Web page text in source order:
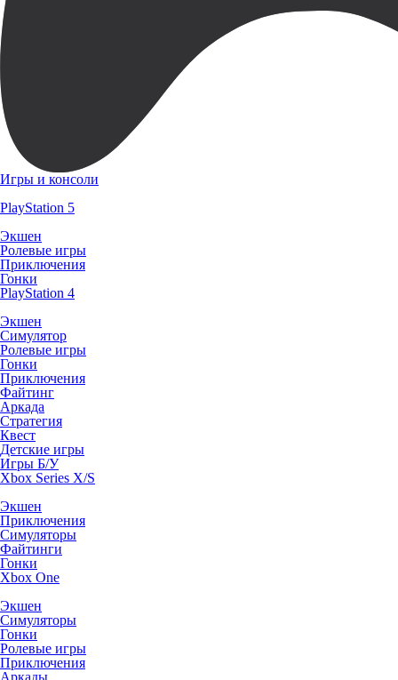
Игры и консоли
PlayStation 5
Экшен
Ролевые игры
Приключения
Гонки
PlayStation 4
Экшен
Симулятор
Ролевые игры
Гонки
Приключения
Файтинг
Аркада
Стратегия
Квест
Детские игры
Игры Б/У
Xbox Series X/S
Экшен
Приключения
Симуляторы
Файтинги
Гонки
Xbox One
Экшен
Симуляторы
Гонки
Ролевые игры
Приключения
Аркады